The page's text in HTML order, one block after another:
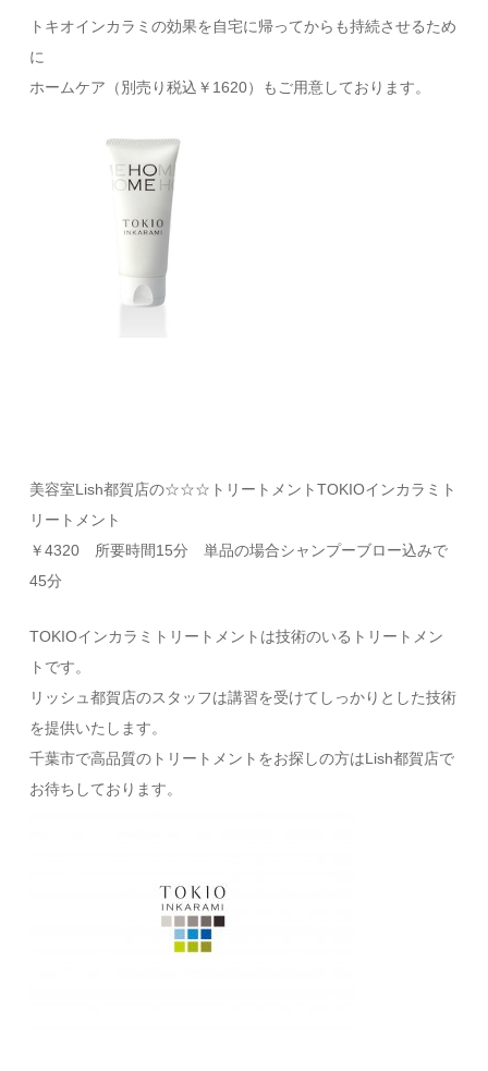
トキオインカラミの効果を自宅に帰ってからも持続させるため
に
ホームケア（別売り税込￥1620）もご用意しております。
美容室Lish都賀店の☆☆☆トリートメントTOKIOインカラミト
リートメント
￥4320 所要時間15分 単品の場合シャンプーブロー込みで
45分
TOKIOインカラミトリートメントは技術のいるトリートメン
トです。
リッシュ都賀店のスタッフは講習を受けてしっかりとした技術
を提供いたします。
千葉市で高品質のトリートメントをお探しの方はLish都賀店で
お待ちしております。